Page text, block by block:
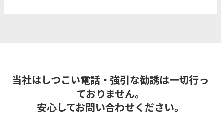
当社はしつこい電話・強引な勧誘は一切行っ
ておりません。
安心してお問い合わせください。